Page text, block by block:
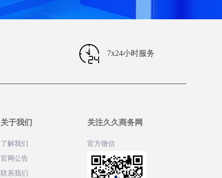
7x24小时服务
关于我们
了解我们
官网公告
联系我们
关注久久商务网
官方微信